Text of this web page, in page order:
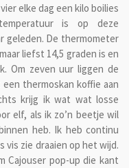
elke dag een kilo boilies
is op deze
geleden. De thermometer
liefst 14,5 graden is en
Om zeven uur liggen de
thermoskan koffie aan
krijg ik wat wat losse
elf, als ik zo’n beetje wil
heb. Ik heb continu
zie draaien op het wijd.
Cajouser pop-up die kant